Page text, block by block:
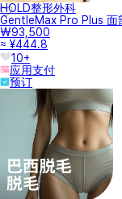
HOLD整形外科
GentleMax Pro Plus 面
₩93,500
≈ ¥444.8
10+
应用支付
预订